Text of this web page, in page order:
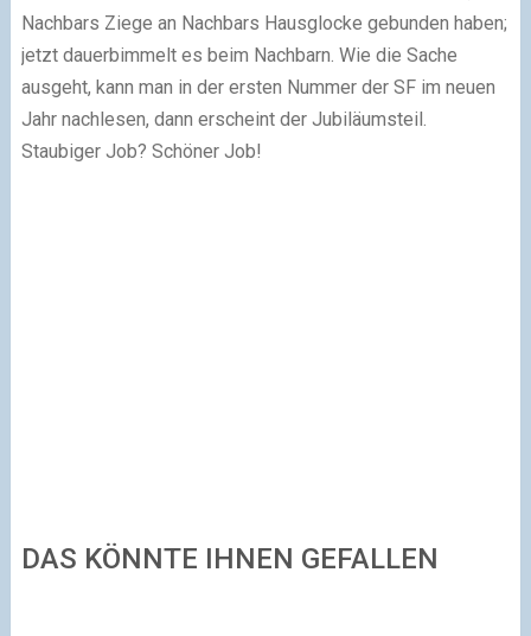
Nachbars Ziege an Nachbars Hausglocke gebunden haben;
jetzt dauerbimmelt es beim Nachbarn. Wie die Sache
ausgeht, kann man in der ersten Nummer der SF im neuen
Jahr nachlesen, dann erscheint der Jubiläumsteil.
Staubiger Job? Schöner Job!
DAS KÖNNTE IHNEN GEFALLEN